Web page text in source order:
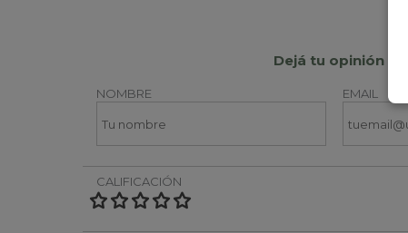
Dejá tu opinión
NOMBRE EMAIL
CALIFICACIÓN